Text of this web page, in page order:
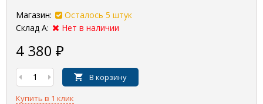
Магазин:
Осталось 5 штук
Склад А:
Нет в наличии
4 380 ₽
В корзину
Купить в 1 клик